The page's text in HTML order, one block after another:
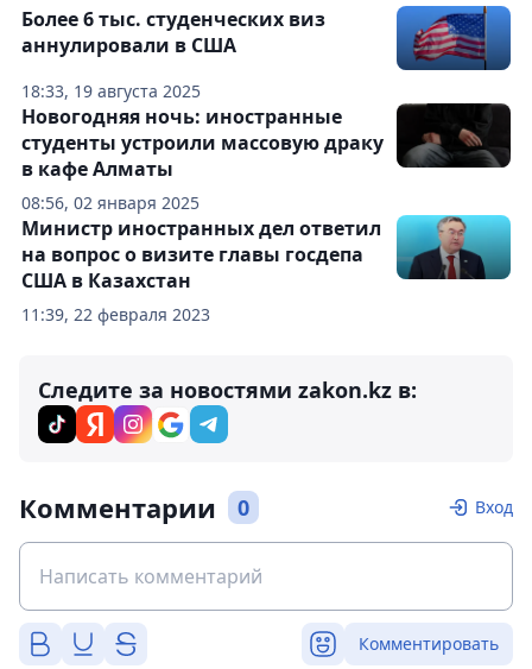
18:33, 19 августа 2025
Более 6 тыс. студенческих виз
аннулировали в США
08:56, 02 января 2025
Новогодняя ночь: иностранные
студенты устроили массовую драку
в кафе Алматы
11:39, 22 февраля 2023
Министр иностранных дел ответил
на вопрос о визите главы госдепа
США в Казахстан
Следите за новостями zakon.kz в:
Комментарии 0 Вход
Комментировать